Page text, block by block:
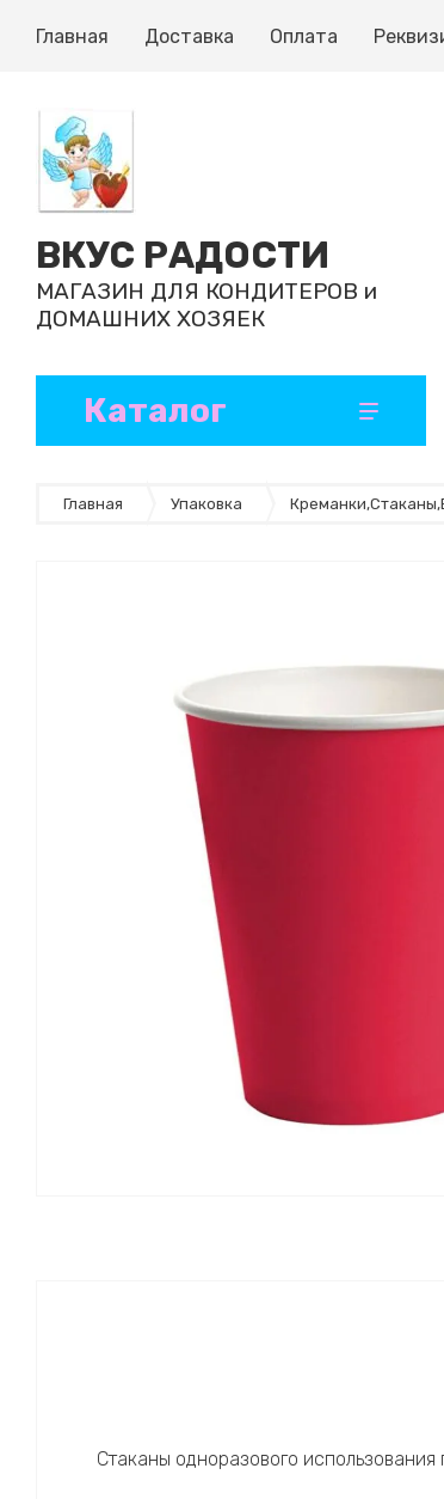
Главная Доставка Оплата
ВКУС РАДОСТИ
МАГАЗИН ДЛЯ КОНДИТЕРОВ и
ДОМАШНИХ ХОЗЯЕК
Каталог
Главная Упаковка
Стаканы одноразового использования